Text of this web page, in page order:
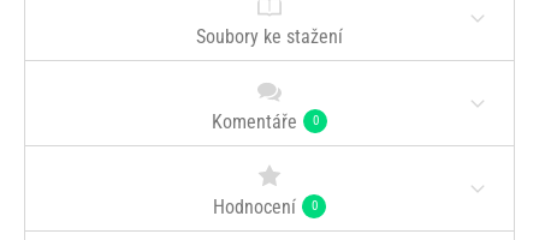
Soubory ke stažení
Komentáře 0
Hodnocení 0